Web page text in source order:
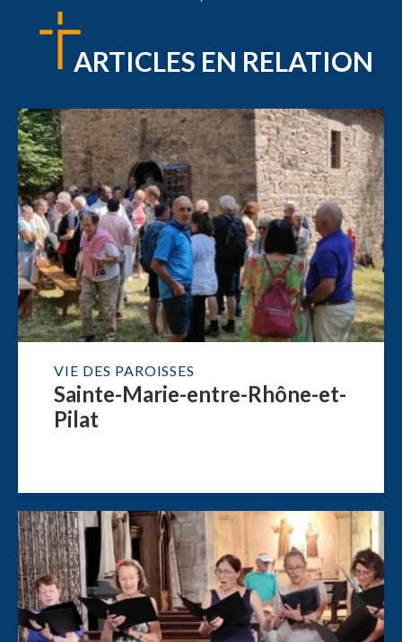
ARTICLES EN RELATION
VIE DES PAROISSES
Sainte-Marie-entre-Rhône-et-
Pilat